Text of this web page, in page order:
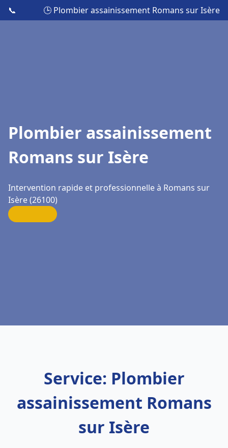
📞 🕒 Plombier assainissement Romans sur Isère
Plombier assainissement
Romans sur Isère
Intervention rapide et professionnelle à Romans sur
Isère (26100)
Service: Plombier
assainissement Romans
sur Isère